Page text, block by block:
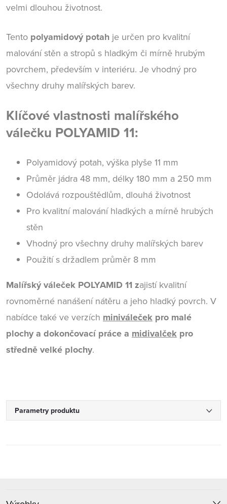
velmi dlouhou životnost.
Tento polyamidový potah je určen pro kvalitní
malování stěn a stropů s hladkým či mírně hrubým
povrchem, především v interiéru. Je vhodný pro
všechny druhy malířských barev.
Klíčové vlastnosti malířského
válečku POLYAMID 11:
Polyamidový potah, výška plyše 11 mm
Průměr jádra 48 mm, délky 180 mm a 250 mm
Odolává rozpouštědlům, dlouhá životnost
Pro kvalitní malování hladkých a mírně hrubých
stěn
Vhodný pro všechny druhy malířských barev
Použití s držadlem průměr 8 mm
Malířský váleček POLYAMID 11zajistí kvalitní
rovnoměrné nanášení nátěru a jeho hladký povrch. V
nabídce také ve verzích miniváleček pro malé
plochy a dokončovací práce a midivalček pro
středně velké plochy.
Parametry produktu